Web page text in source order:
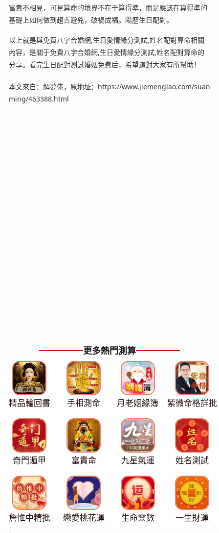
富貴不相見，可見算命的境界不在于算得準，而是應該在算得準的
基礎上如何做到趨吉避兇，破禍成福。陽歷生日配對。
以上就是與免費八字合婚網,生日愛情緣分測試,姓名配對算命相關
內容，是關于免費八字合婚網,生日愛情緣分測試,姓名配對算命的
分享。看完生日配對測試婚姻免費后，希望這對大家有所幫助！
本文來自：解夢佬，原地址：https://www.jiemenglao.com/suan
ming/463388.html
更多熱門測算
精品輪回書 手相測命 月老姻緣簿 紫微命格詳批
奇門遁甲 富貴命 九星氣運 姓名測試
詹惟中精批 戀愛桃花運 生命靈數 一生財運